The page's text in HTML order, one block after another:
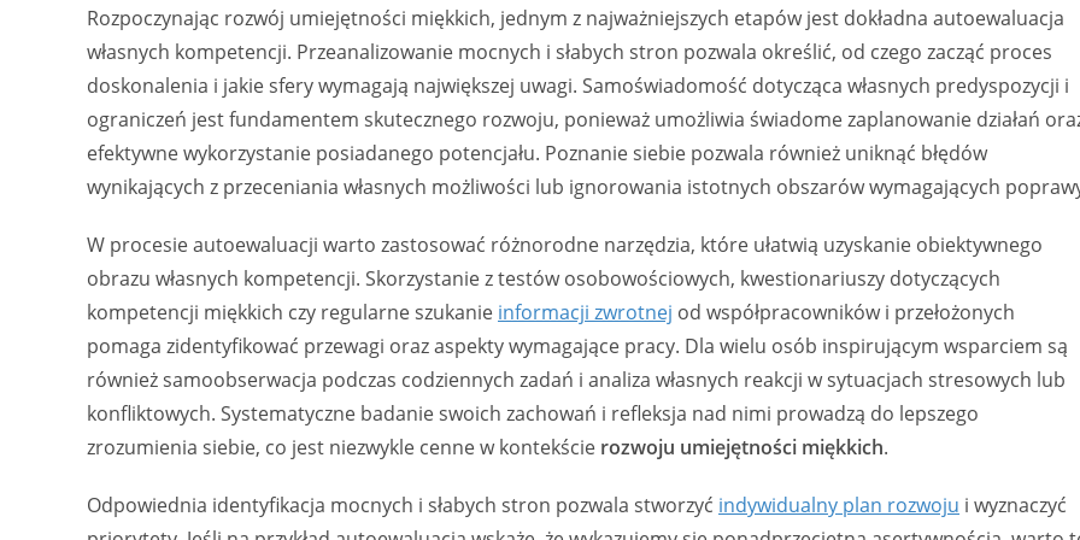
Rozpoczynając rozwój umiejętności miękkich, jednym z najważniejszych etapów jest dokładna autoewaluacja
własnych kompetencji. Przeanalizowanie mocnych i słabych stron pozwala określić, od czego zacząć proces
doskonalenia i jakie sfery wymagają największej uwagi. Samoświadomość dotycząca własnych predyspozycji i
ograniczeń jest fundamentem skutecznego rozwoju, ponieważ umożliwia świadome zaplanowanie działań
efektywne wykorzystanie posiadanego potencjału. Poznanie siebie pozwala również uniknąć błędów
wynikających z przeceniania własnych możliwości lub ignorowania istotnych obszarów wymagających
W procesie autoewaluacji warto zastosować różnorodne narzędzia, które ułatwią uzyskanie obiektywnego
obrazu własnych kompetencji. Skorzystanie z testów osobowościowych, kwestionariuszy dotyczących
kompetencji miękkich czy regularne szukanie informacji zwrotnej od współpracowników i przełożonych
pomaga zidentyfikować przewagi oraz aspekty wymagające pracy. Dla wielu osób inspirującym wsparciem są
również samoobserwacja podczas codziennych zadań i analiza własnych reakcji w sytuacjach stresowych lub
konfliktowych. Systematyczne badanie swoich zachowań i refleksja nad nimi prowadzą do lepszego
zrozumienia siebie, co jest niezwykle cenne w kontekście rozwoju umiejętności miękkich.
Odpowiednia identyfikacja mocnych i słabych stron pozwala stworzyć indywidualny plan rozwoju i wyznaczyć